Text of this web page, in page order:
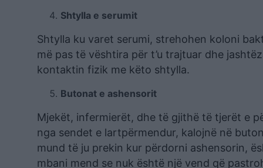
Shtylla e serumit
Shtylla ku varet serumi, strehohen koloni
më pas të vështira për t’u trajtuar dhe
kontaktin fizik me këto shtylla.
Butonat e ashensorit
Mjekët, infermierët, dhe të gjithë të tjerët e
nga sendet e lartpërmendur, kalojnë në
mund të ju prekin kur përdorni ashensorin,
mbani mend se nuk është një vend që